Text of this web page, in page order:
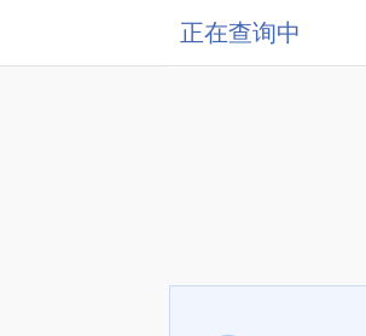
正在查询中